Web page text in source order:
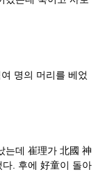
명의 머리를 베었
는데 崔理가 北國 神
. 후에 好童이 돌아